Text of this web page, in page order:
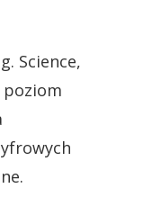
Science,
poziom